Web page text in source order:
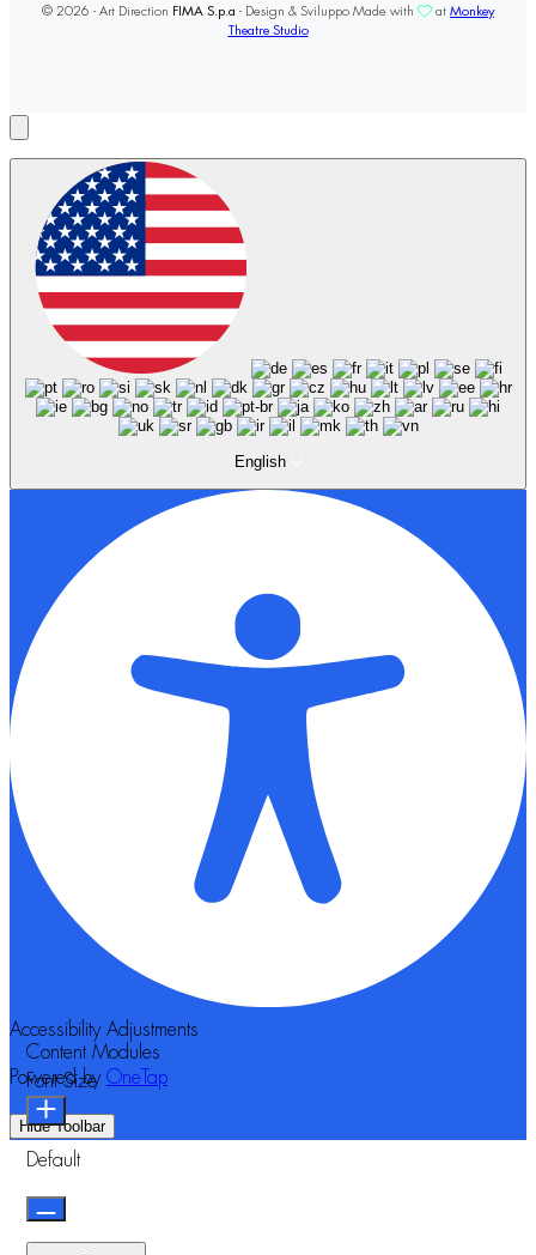
© 2026 - Art Direction FIMA S.p.a - Design & Sviluppo Made with at Monkey
Theatre Studio
English
Accessibility Adjustments
Powered by OneTap
Hide Toolbar
Content Modules
Font Size
Default